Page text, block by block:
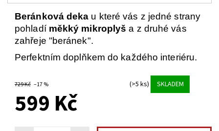
Beránková deka u které vás z jedné strany
pohladí měkký mikroplyš a z druhé vás
zahřeje "beránek".
Perfektním doplňkem do každého interiéru.
729 Kč –17 % (>5 ks) SKLADEM
599 Kč